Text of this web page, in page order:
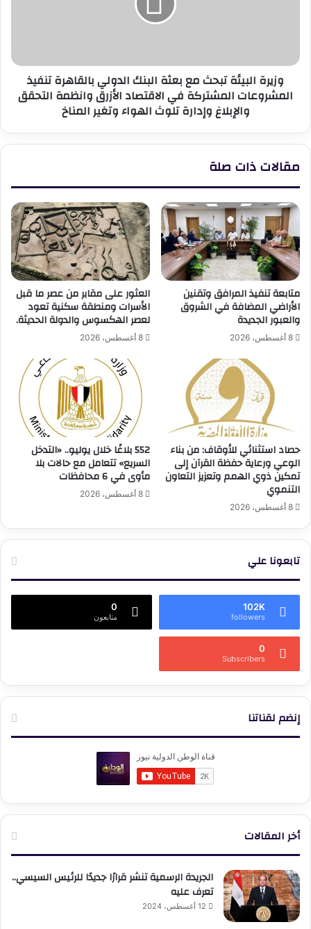
تنفيذ
المشروعات
المشتركة
التحقق
تلوث
الهواء
وتغير
المناخ
وزيرة البيئة تبحث مع بعثة البنك الدولي بالقاهرة تنفيذ
المشروعات المشتركة في الاقتصاد الأزرق وانظمة التحقق
والإبلاغ وإدارة تلوث الهواء وتغير المناخ
مقالات ذات صلة
متابعة تنفيذ المرافق وتقنين
الأراضي المضافة في الشروق
والعبور الجديدة
8 أغسطس، 2026
العثور على مقابر من عصر ما قبل
الأسرات ومنطقة سكنية تعود
لعصر الهكسوس والدولة الحديثة.
8 أغسطس، 2026
حصاد استثنائي للأوقاف: من بناء
الوعي ورعاية حفظة القرآن إلى
تمكين ذوي الهمم وتعزيز التعاون
التنموي
8 أغسطس، 2026
552 بلاغًا خلال يوليو.. «التدخل
السريع» تتعامل مع حالات بلا
مأوى في 6 محافظات
8 أغسطس، 2026
تابعونا علي
102K
followers
0
متابعون
0
Subscribers
إنضم لقناتنا
أخر المقالات
الجريدة الرسمية تنشر قرارًا جديدًا للرئيس السيسي..
تعرف عليه
12 أغسطس، 2024